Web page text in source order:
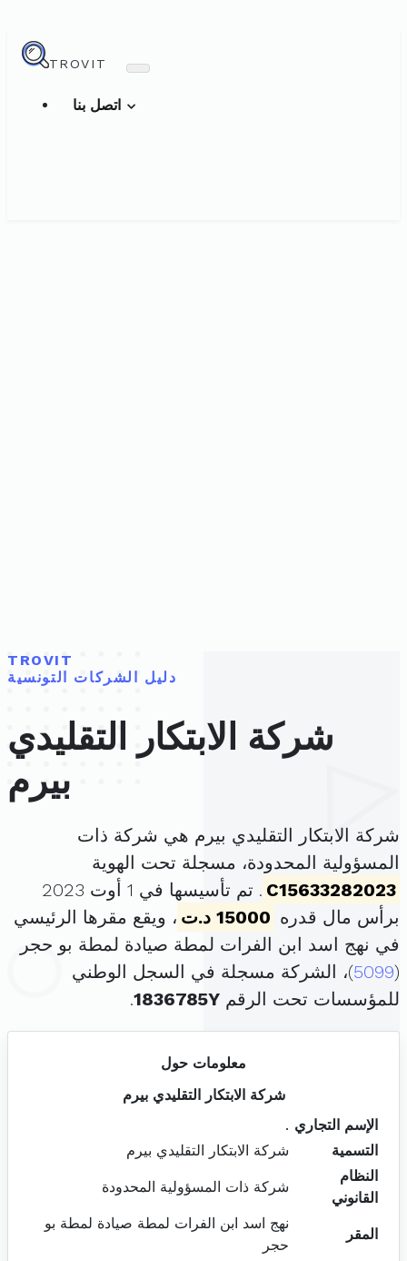
TROVIT
TROVIT
دليل الشركات التونسية
شركة الابتكار التقليدي
بيرم
شركة الابتكار التقليدي بيرم هي شركة ذات
المسؤولية المحدودة، مسجلة تحت الهوية
C15633282023
. تم تأسيسها في 1 أوت 2023
برأس مال قدره 15000 د.ت
، ويقع مقرها الرئيسي
في نهج اسد ابن الفرات لمطة صيادة لمطة بو حجر
(
5099)، الشركة مسجلة في السجل الوطني
للمؤسسات تحت الرقم 1836785Y
.
معلومات حول
شركة الابتكار التقليدي بيرم
الإسم التجاري .
التسمية
شركة الابتكار التقليدي بيرم
النظام
القانوني
شركة ذات المسؤولية المحدودة
المقر
نهج اسد ابن الفرات لمطة صيادة لمطة بو
حجر